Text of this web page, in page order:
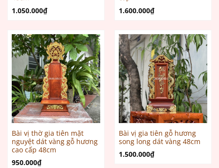
1.050.000₫
1.600.000₫
Bài vị thờ gia tiên mặt
nguyệt dát vàng gỗ hương
cao cấp 48cm
950.000₫
Bài vị gia tiên gỗ hương
song long dát vàng 48cm
1.500.000₫